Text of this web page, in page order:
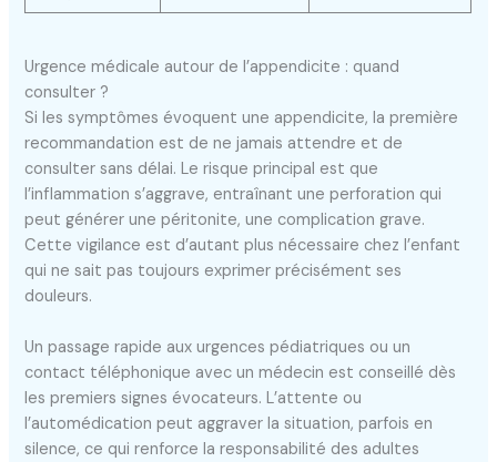
Urgence médicale autour de l’appendicite : quand
consulter ?
Si les symptômes évoquent une appendicite, la première
recommandation est de ne jamais attendre et de
consulter sans délai. Le risque principal est que
l’inflammation s’aggrave, entraînant une perforation qui
peut générer une péritonite, une complication grave.
Cette vigilance est d’autant plus nécessaire chez l’enfant
qui ne sait pas toujours exprimer précisément ses
douleurs.
Un passage rapide aux urgences pédiatriques ou un
contact téléphonique avec un médecin est conseillé dès
les premiers signes évocateurs. L’attente ou
l’automédication peut aggraver la situation, parfois en
silence, ce qui renforce la responsabilité des adultes